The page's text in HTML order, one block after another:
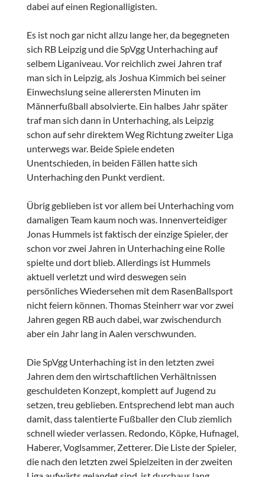
dabei auf einen Regionalligisten.
Es ist noch gar nicht allzu lange her, da begegneten
sich RB Leipzig und die SpVgg Unterhaching auf
selbem Liganiveau. Vor reichlich zwei Jahren traf
man sich in Leipzig, als Joshua Kimmich bei seiner
Einwechslung seine allerersten Minuten im
Männerfußball absolvierte. Ein halbes Jahr später
traf man sich dann in Unterhaching, als Leipzig
schon auf sehr direktem Weg Richtung zweiter Liga
unterwegs war. Beide Spiele endeten
Unentschieden, in beiden Fällen hatte sich
Unterhaching den Punkt verdient.
Übrig geblieben ist vor allem bei Unterhaching vom
damaligen Team kaum noch was. Innenverteidiger
Jonas Hummels ist faktisch der einzige Spieler, der
schon vor zwei Jahren in Unterhaching eine Rolle
spielte und dort blieb. Allerdings ist Hummels
aktuell verletzt und wird deswegen sein
persönliches Wiedersehen mit dem RasenBallsport
nicht feiern können. Thomas Steinherr war vor zwei
Jahren gegen RB auch dabei, war zwischendurch
aber ein Jahr lang in Aalen verschwunden.
Die SpVgg Unterhaching ist in den letzten zwei
Jahren dem den wirtschaftlichen Verhältnissen
geschuldeten Konzept, komplett auf Jugend zu
setzen, treu geblieben. Entsprechend lebt man auch
damit, dass talentierte Fußballer den Club ziemlich
schnell wieder verlassen. Redondo, Köpke, Hufnagel,
Haberer, Voglsammer, Zetterer. Die Liste der Spieler,
die nach den letzten zwei Spielzeiten in der zweiten